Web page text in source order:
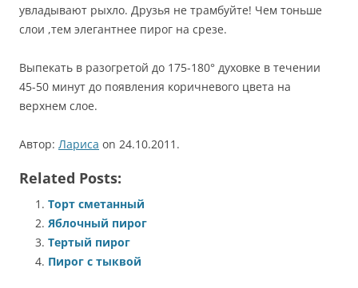
увладывают рыхло. Друзья не трамбуйте! Чем тоньше
слои ,тем элегантнее пирог на срезе.
Выпекать в разогретой до 175-180° духовке в течении
45-50 минут до появления коричневого цвета на
верхнем слое.
Автор: Лариса on 24.10.2011.
Related Posts:
Торт сметанный
Яблочный пирог
Тертый пирог
Пирог с тыквой